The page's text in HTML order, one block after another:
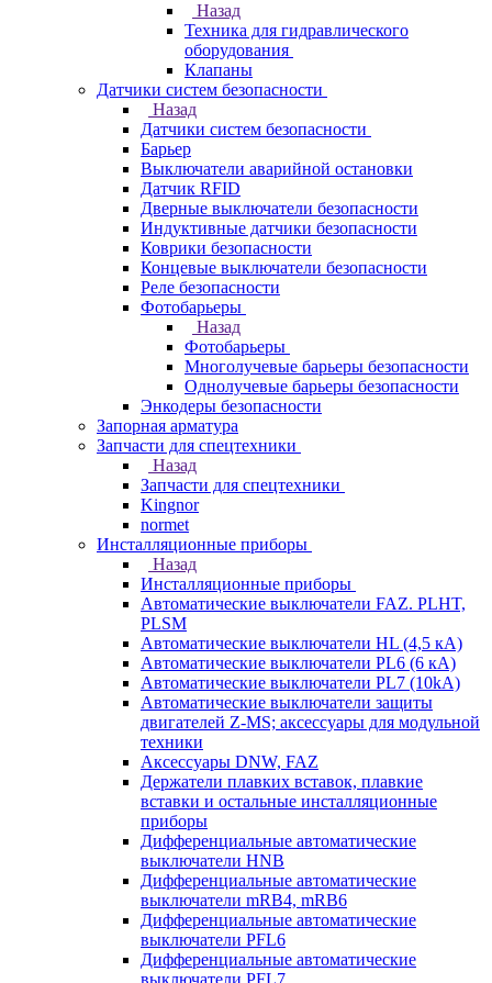
Назад
Техника для гидравлического
оборудования
Клапаны
Датчики систем безопасности
Назад
Датчики систем безопасности
Барьер
Выключатели аварийной остановки
Датчик RFID
Дверные выключатели безопасности
Индуктивные датчики безопасности
Коврики безопасности
Концевые выключатели безопасности
Реле безопасности
Фотобарьеры
Назад
Фотобарьеры
Многолучевые барьеры безопасности
Однолучевые барьеры безопасности
Энкодеры безопасности
Запорная арматура
Запчасти для спецтехники
Назад
Запчасти для спецтехники
Kingnor
normet
Инсталляционные приборы
Назад
Инсталляционные приборы
Автоматические выключатели FAZ. PLHT,
PLSM
Автоматические выключатели HL (4,5 кА)
Автоматические выключатели PL6 (6 кА)
Автоматические выключатели PL7 (10kA)
Автоматические выключатели защиты
двигателей Z-MS; аксессуары для модульной
техники
Аксессуары DNW, FAZ
Держатели плавких вставок, плавкие
вставки и остальные инсталляционные
приборы
Дифференциальные автоматические
выключатели HNB
Дифференциальные автоматические
выключатели mRB4, mRB6
Дифференциальные автоматические
выключатели PFL6
Дифференциальные автоматические
выключатели PFL7